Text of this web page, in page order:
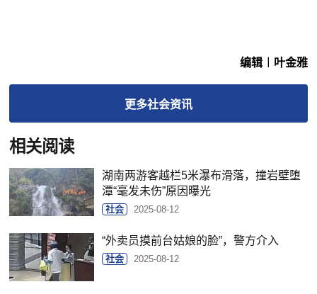
编辑︱叶金雅
更多社会资讯
相关阅读
湖南两游客越栏5米瀑布滑落，撞岩壁堕
潭“毫发未伤”原因曝光
社会 2025-08-12
“外卖员摸前台姑娘的脸”，警方介入
社会 2025-08-12